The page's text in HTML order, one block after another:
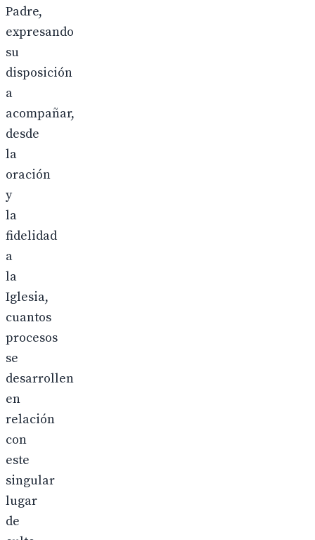
Padre,
expresando
su
disposición
a
acompañar,
desde
la
oración
y
la
fidelidad
a
la
Iglesia,
cuantos
procesos
se
desarrollen
en
relación
con
este
singular
lugar
de